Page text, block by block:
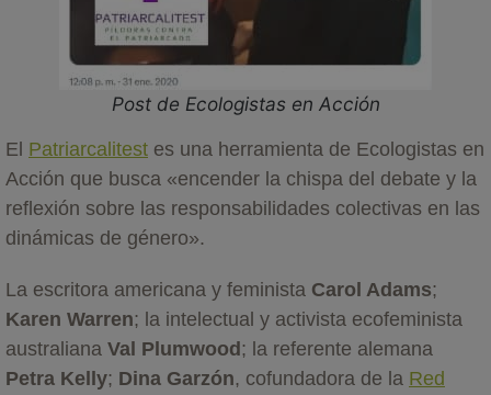
Post de Ecologistas en Acción
El Patriarcalitest es una herramienta de Ecologistas en
Acción que busca «encender la chispa del debate y la
reflexión sobre las responsabilidades colectivas en las
dinámicas de género».
La escritora americana y feminista Carol Adams;
Karen Warren; la intelectual y activista ecofeminista
australiana Val Plumwood ; la referente alemana
Petra Kelly; Dina Garzón, cofundadora de la Red